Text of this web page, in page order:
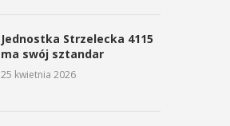
Jednostka Strzelecka 4115
ma swój sztandar
25 kwietnia 2026